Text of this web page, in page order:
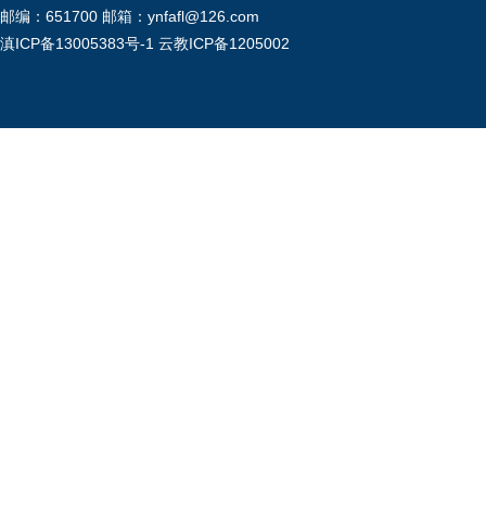
邮编：651700 邮箱：ynfafl@126.com
滇ICP备13005383号-1 云教ICP备1205002